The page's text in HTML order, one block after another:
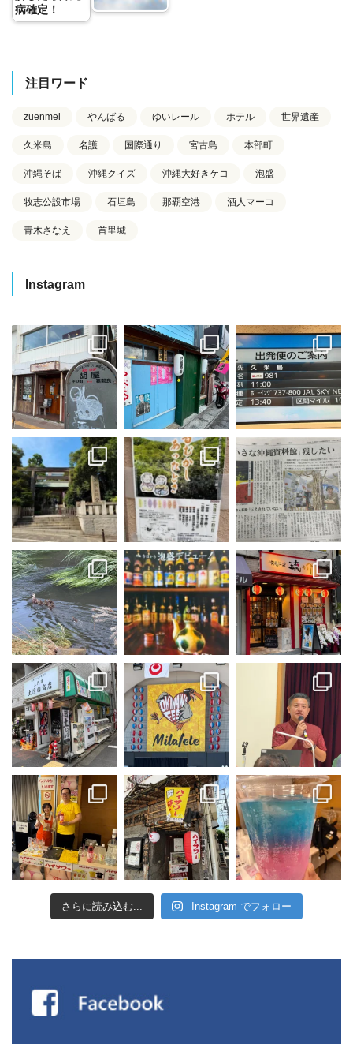
病確定！
注目ワード
zuenmei やんばる ゆいレール ホテル 世界遺産
久米島 名護 国際通り 宮古島 本部町
沖縄そば 沖縄クイズ 沖縄大好きケコ 泡盛
牧志公設市場 石垣島 那覇空港 酒人マーコ
青木さなえ 首里城
Instagram
さらに読み込む... Instagram でフォロー